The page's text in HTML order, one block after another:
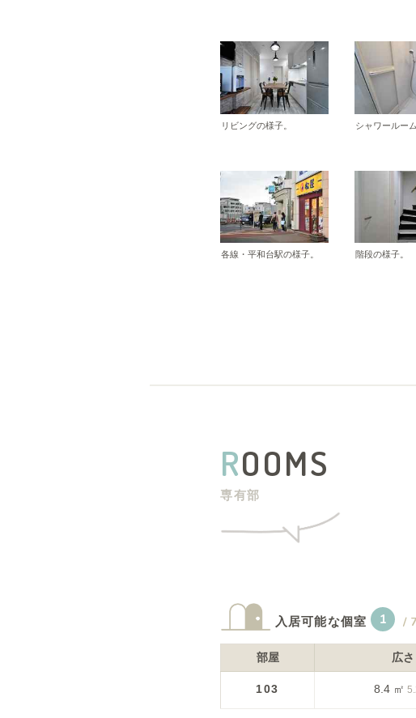
リビングの様子。 シャワールー
各線・平和台駅の様子。 階段の様子。
ROOMS
専有部
入居可能な個室 1 / 7
部屋 広さ
103 8.4㎡